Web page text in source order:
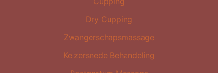
Dry Cupping
Zwangerschapsmassage
Keizersnede Behandeling